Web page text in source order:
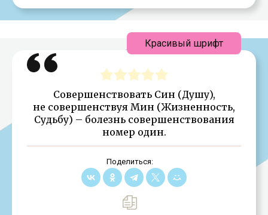
Совершенствовать Син (Душу),
не совершенствуя Мин (Жизненность,
Судьбу) – болезнь совершенствования
номер один.
Поделиться:
Красивый шрифт